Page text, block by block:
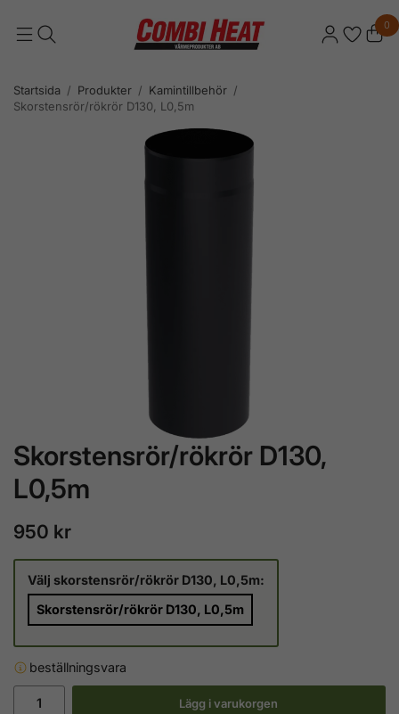
0
Startsida / Produkter / Kamintillbehör /
Skorstensrör/rökrör D130, L0,5m
Skorstensrör/rökrör D130,
L0,5m
950 kr
Välj skorstensrör/rökrör D130, L0,5m:
Skorstensrör/rökrör D130, L0,5m
beställningsvara
Lägg i varukorgen